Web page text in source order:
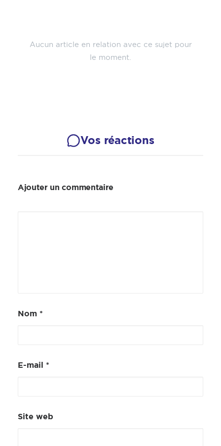
Aucun article en relation avec ce sujet pour
le moment.
Vos réactions
Ajouter un commentaire
Nom *
E-mail *
Site web